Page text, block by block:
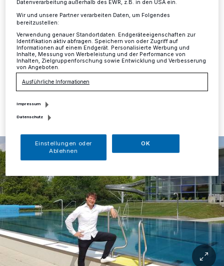
in die diesjährige Freibadsaison. Dies teilt Till Eckers,
die Freiluftsaison sind längst abgeschlossen“, erläutert
Eckers.
27.05.2019 , 12:12 Uhr Eine Minute Lesezeit
Datenverarbeitung außerhalb des EWR, z.B. in den USA ein.
Wir und unsere Partner verarbeiten Daten, um Folgendes
bereitzustellen:
Verwendung genauer Standortdaten. Endgeräteeigenschaften zur
Identifikation aktiv abfragen. Speichern von oder Zugriff auf
Informationen auf einem Endgerät. Personalisierte Werbung und
Inhalte, Messung von Werbeleistung und der Performance von
Inhalten, Zielgruppenforschung sowie Entwicklung und Verbesserung
von Angeboten.
Ausführliche Informationen
Impressum
Datenschutz
Einstellungen oder
Ablehnen
OK